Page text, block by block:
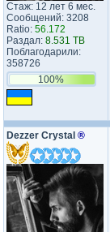
Стаж: 12 лет 6 мес.
Сообщений: 3208
Ratio: 56.172
Раздал: 8.531 TB
Поблагодарили:
358726
100%
Dezzer Crystal ®